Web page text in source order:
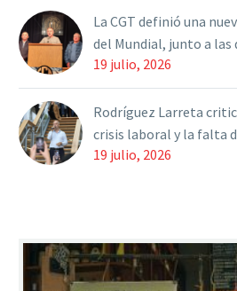
La CGT definió una
del Mundial, junto a las
19 julio, 2026
Rodríguez Larreta
crisis laboral y la falta
19 julio, 2026